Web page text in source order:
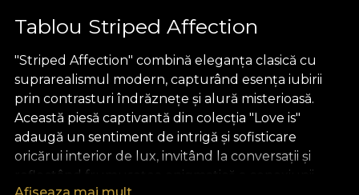
Tablou Striped Affection
"Striped Affection" combină eleganța clasică cu
suprarealismul modern, capturând esența iubirii
prin contrasturi îndrăznețe și alură misterioasă.
Această piesă captivantă din colecția "Love is"
adaugă un sentiment de intrigă și sofisticare
oricărui interior de lux, invitând la conversații și
reflectând frumusețea enigmatică a conexiunii